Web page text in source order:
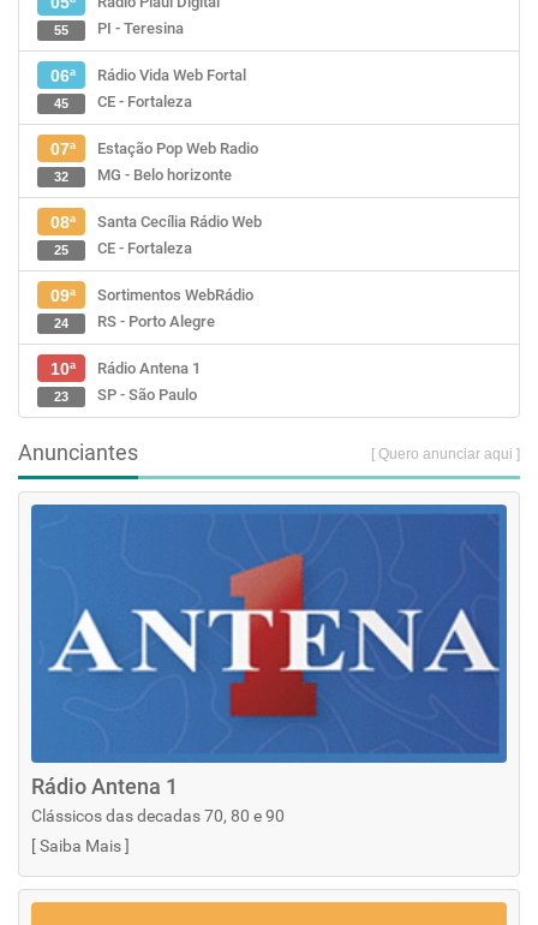
PI - Teresina
55
06ª
Rádio Vida Web Fortal
CE - Fortaleza
45
07ª
Estação Pop Web Radio
MG - Belo horizonte
32
08ª
Santa Cecília Rádio Web
CE - Fortaleza
25
09ª
Sortimentos WebRádio
RS - Porto Alegre
24
10ª
Rádio Antena 1
SP - São Paulo
23
Anunciantes [ Quero anunciar aqui ]
Rádio Antena 1
Clássicos das decadas 70, 80 e 90
[Saiba Mais]